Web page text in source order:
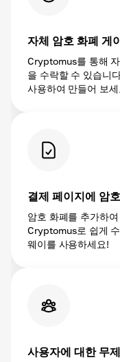
자체 암호 화폐 게
Cryptomus를 통해
을 수락할 수 있습니
사용하여 만들어 보
결제 페이지에 암
암호 화폐를 추가하
Cryptomus로 쉽게
웨이를 사용하세요!
사용자에 대한 무